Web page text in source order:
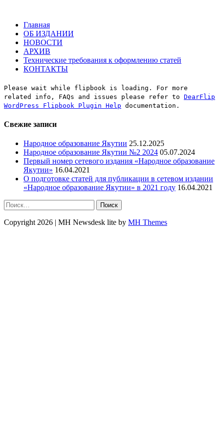
Главная
ОБ ИЗДАНИИ
НОВОСТИ
АРХИВ
Технические требования к оформлению статей
КОНТАКТЫ
Please wait while flipbook is loading. For more
related info, FAQs and issues please refer to DearFlip
WordPress Flipbook Plugin Help documentation.
Свежие записи
Народное образование Якутии 25.12.2025
Народное образование Якутии №2 2024 05.07.2024
Первый номер сетевого издания «Народное образование
Якутии» 16.04.2021
О подготовке статей для публикации в сетевом издании
«Народное образование Якутии» в 2021 году 16.04.2021
Найти:
Copyright 2026 | MH Newsdesk lite by MH Themes